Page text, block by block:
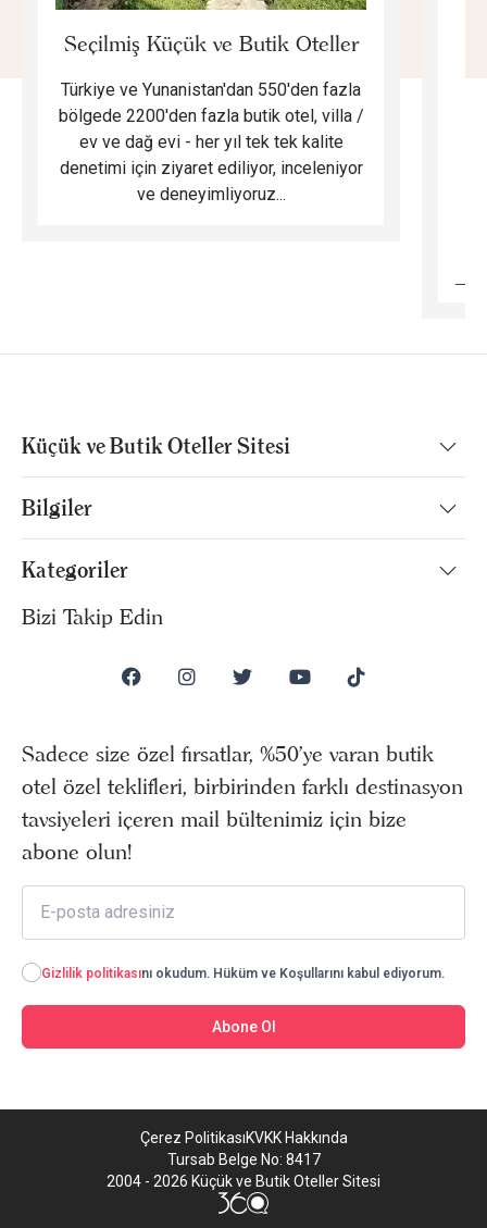
Seçilmiş Küçük ve Butik Oteller
Türkiye ve Yunanistan'dan 550'den fazla
bölgede 2200'den fazla butik otel, villa /
ev ve dağ evi - her yıl tek tek kalite
denetimi için ziyaret ediliyor, inceleniyor
ve deneyimliyoruz...
Küçük ve Butik Oteller Sitesi
Bilgiler
Kategoriler
Bizi Takip Edin
Sadece size özel fırsatlar, %50’ye varan butik
otel özel teklifleri, birbirinden farklı destinasyon
tavsiyeleri içeren mail bültenimiz için bize
abone olun!
Gizlilik politikasını okudum. Hüküm ve Koşullarını kabul ediyorum.
Abone Ol
2004 - 2026 Küçük ve Butik Oteller Sitesi
Tursab Belge No: 8417
Çerez PolitikasıKVKK Hakkında